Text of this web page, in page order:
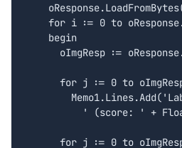
for i := 0 to
    begin
oImgResp :=
for j := 0 to
' (score: ' +
for j := 0 to